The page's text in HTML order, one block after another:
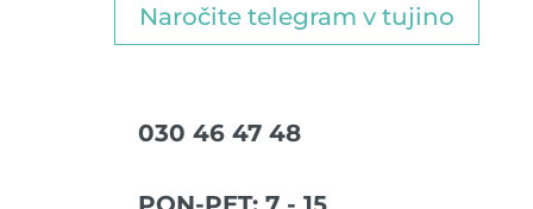
Naročite telegram v tujino
030 46 47 48